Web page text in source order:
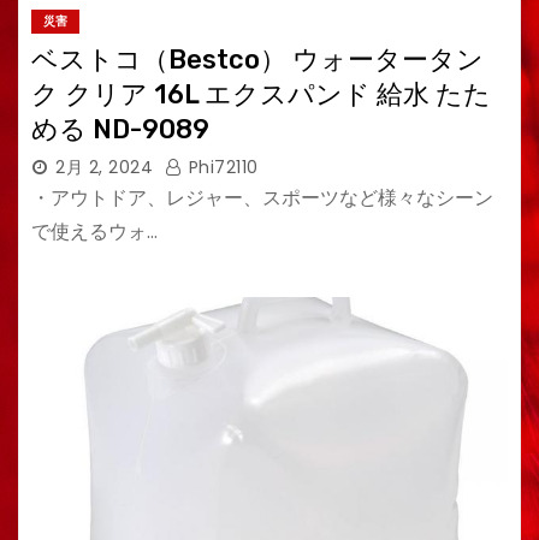
災害
ベストコ（Bestco） ウォータータン
ク クリア 16L エクスパンド 給水 たた
める ND-9089
2月 2, 2024 Phi72110
・アウトドア、レジャー、スポーツなど様々なシーン
で使えるウォ…